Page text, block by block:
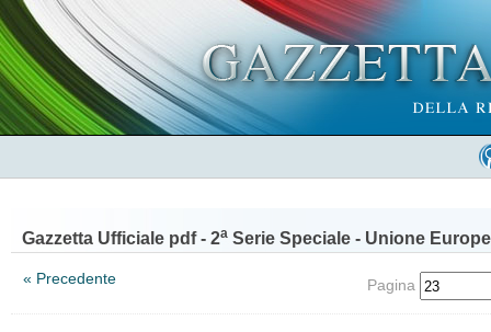
Gazzetta Ufficiale pdf - 2a Serie Speciale - Unione
« Precedente Pagina